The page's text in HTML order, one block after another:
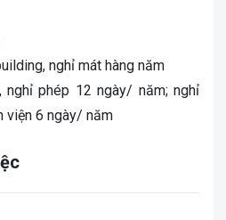
nghỉ mát hàng năm
nghỉ phép 12 ngày/ năm; nghỉ
viện 6 ngày/ năm